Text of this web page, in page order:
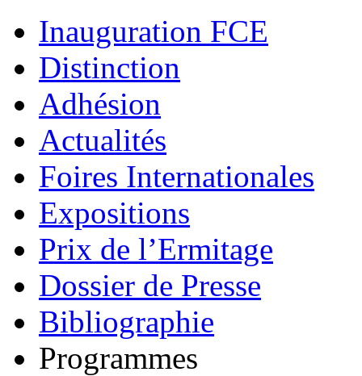
Inauguration FCE
Distinction
Adhésion
Actualités
Foires Internationales
Expositions
Prix de l’Ermitage
Dossier de Presse
Bibliographie
Programmes